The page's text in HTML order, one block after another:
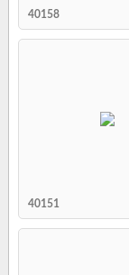
40158
40151